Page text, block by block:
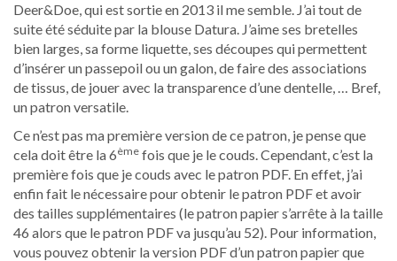
Deer&Doe, qui est sortie en 2013 il me semble. J’ai tout de
suite été séduite par la blouse Datura. J’aime ses bretelles
bien larges, sa forme liquette, ses découpes qui permettent
d’insérer un passepoil ou un galon, de faire des associations
de tissus, de jouer avec la transparence d’une dentelle, … Bref,
un patron versatile.
Ce n’est pas ma première version de ce patron, je pense que
cela doit être la 6ème fois que je le couds. Cependant, c’est la
première fois que je couds avec le patron PDF. En effet, j’ai
enfin fait le nécessaire pour obtenir le patron PDF et avoir
des tailles supplémentaires (le patron papier s’arrête à la taille
46 alors que le patron PDF va jusqu’au 52). Pour information,
vous pouvez obtenir la version PDF d’un patron papier que